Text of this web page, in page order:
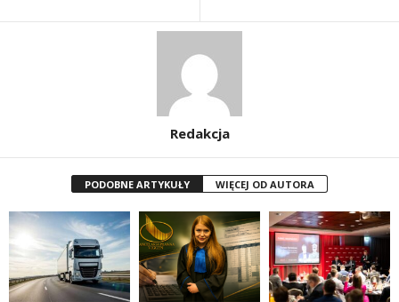
Redakcja
PODOBNE ARTYKUŁY WIĘCEJ OD AUTORA